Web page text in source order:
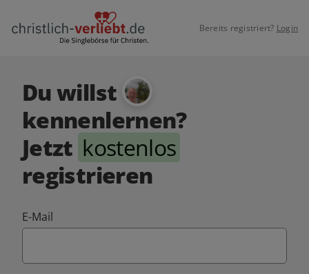
Bereits registriert? Login
Du willst
kennenlernen?
Jetzt kostenlos
registrieren
E-Mail